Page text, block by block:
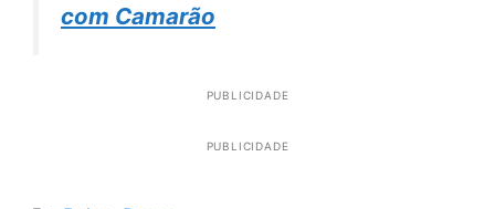
com Camarão
PUBLICIDADE
PUBLICIDADE